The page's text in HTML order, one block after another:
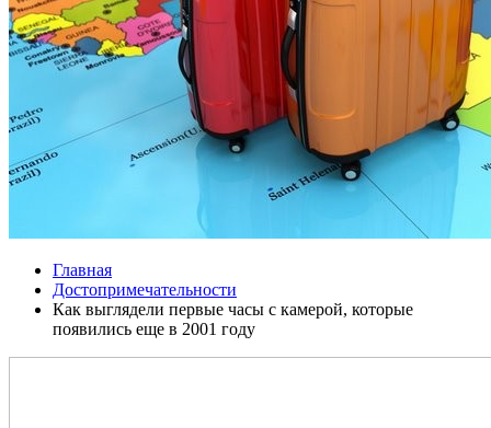
Главная
Достопримечательности
Как выглядели первые часы с камерой, которые
появились еще в 2001 году